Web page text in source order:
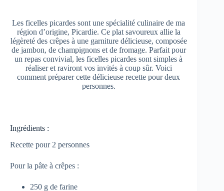
Les ficelles picardes sont une spécialité culinaire de ma
région d’origine, Picardie. Ce plat savoureux allie la
légèreté des crêpes à une garniture délicieuse, composée
de jambon, de champignons et de fromage. Parfait pour
un repas convivial, les ficelles picardes sont simples à
réaliser et raviront vos invités à coup sûr. Voici
comment préparer cette délicieuse recette pour deux
personnes.
Ingrédients :
Recette pour 2 personnes
Pour la pâte à crêpes :
250 g de farine